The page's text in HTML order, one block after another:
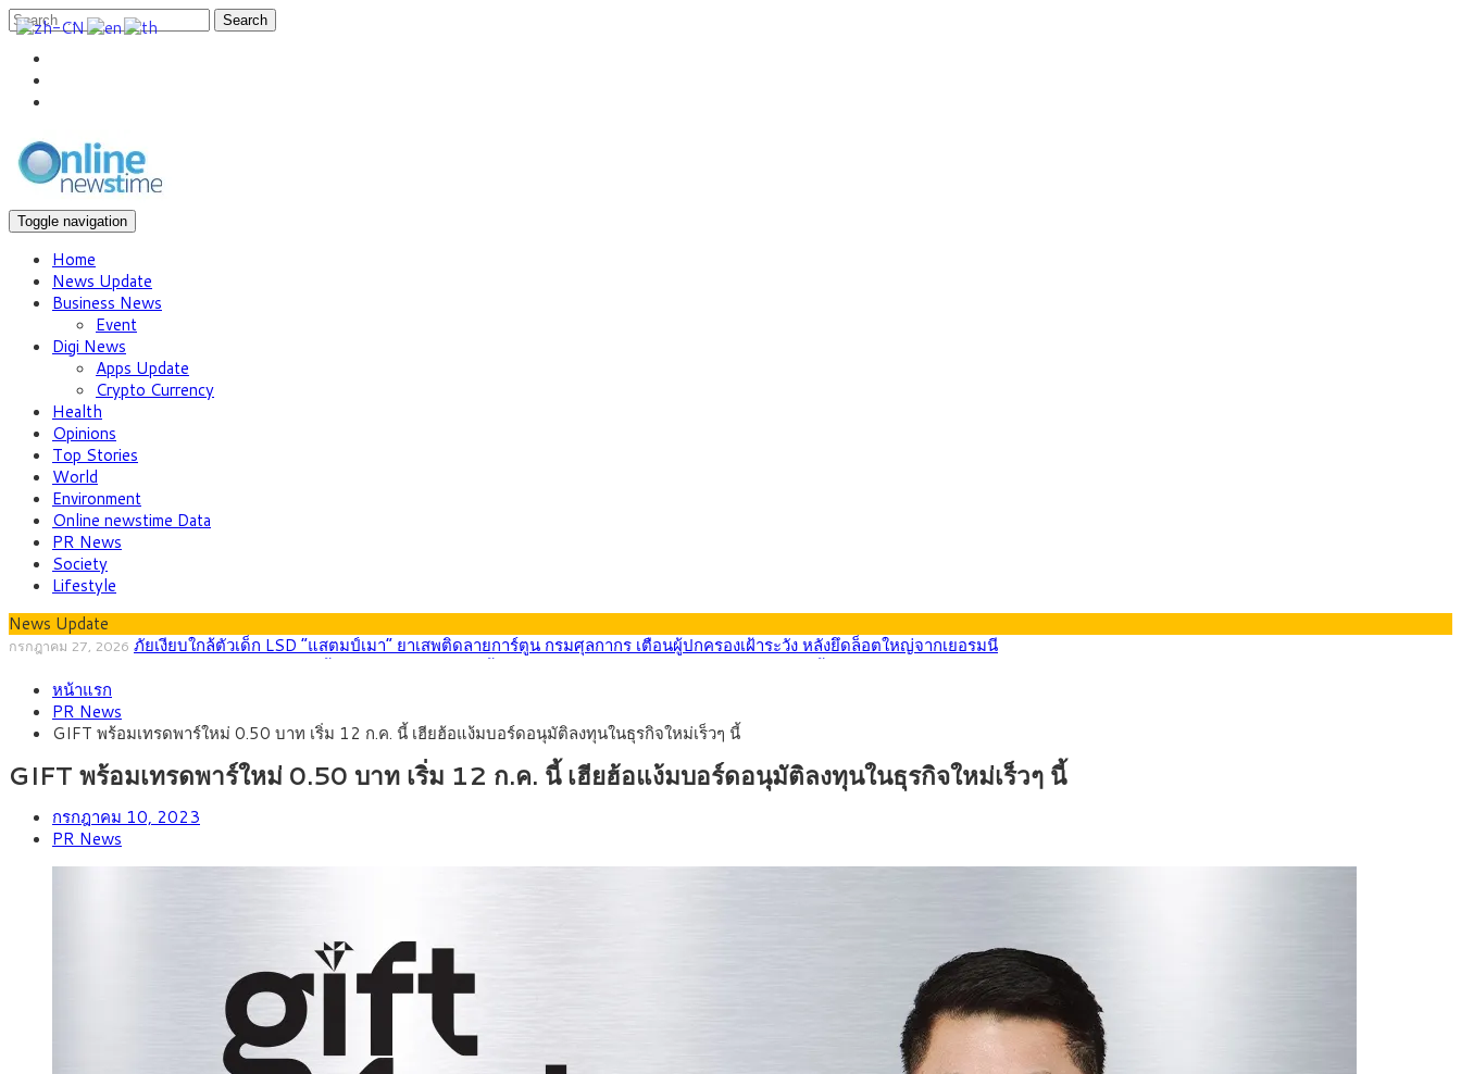
Search
Toggle navigation
Home
News Update
Business News
Event
Digi News
Apps Update
Crypto Currency
Health
Opinions
Top Stories
World
Environment
Online newstime Data
PR News
Society
Lifestyle
News Update
กรกฎาคม 27, 2026 กรุงศรี คาดเงินบาทสัปดาห์นี้ (27–31 ก.ค. 2569) ซื้อขายในกรอบ 33.40-34.00 มองเฟดคงดอกเบี้ย
สิงหาคม 4, 2026
สิงหาคม 3, 2026 กรุงศรี คาดเงินบาทสัปดาห์นี้ซื้อขายในกรอบ 33.00-33.60 ติดตามข้อมูลจ้างงานสหรัฐฯ
สิงหาคม 1, 2026 “เอกนิติ” เปิดเครื่องยนต์เศรษฐกิจใหม่ของไทย เดินหน้า 5 ยุทธศาสตร์ รื้อโครงสร้างเศรษฐกิจ ดันไทยโตเต็มศักยภาพ
กรกฎาคม 27, 2026 ภัยเงียบใกล้ตัวเด็ก LSD “แสตมป์เมา” ยาเสพติดลายการ์ตูน กรมศุลกากร เตือนผู้ปกครองเฝ้าระวัง หลังยึดล็อตใหญ่จากเยอรมนี
หน้าแรก
PR News
GIFT พร้อมเทรดพาร์ใหม่ 0.50 บาท เริ่ม 12 ก.ค. นี้ เฮียฮ้อแง้มบอร์ดอนุมัติลงทุนในธุรกิจใหม่เร็วๆ นี้
GIFT พร้อมเทรดพาร์ใหม่ 0.50 บาท เริ่ม 12 ก.ค. นี้ เฮียฮ้อแง้มบอร์ดอนุมัติลงทุนในธุรกิจใหม่เร็วๆ นี้
กรกฎาคม 10, 2023
PR News